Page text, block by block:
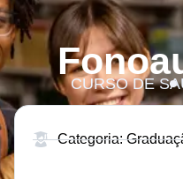
CURSO DE
Categoria: